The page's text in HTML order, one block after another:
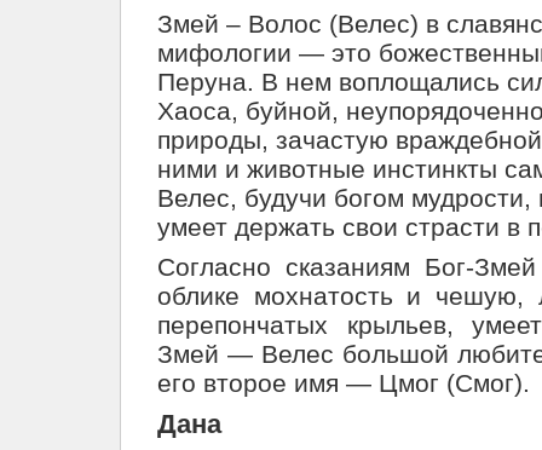
Змей – Волос (Велес) в
мифологии — это
Перуна. В нем воплощались
Хаоса, буйной,
природы, зачастую
ними и животные инстинкты
Велес, будучи богом
умеет держать свои страсти в
Согласно сказаниям Бог-
облике мохнатость и чешую,
перепончатых крыльев,
Змей — Велес большой
его второе имя — Цмог (Смог).
Дана